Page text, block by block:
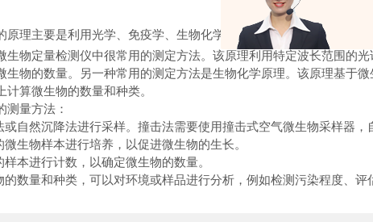
原理主要是利用光学、免疫学、生物化学等技术，通过与样本中的
生物定量检测仪中很常用的测定方法。该原理利用特定波长范围的
生物的数量。另一种常用的测定方法是生物化学原理。该原理基于
计算微生物的数量和种类。
测量方法：
或自然沉降法进行采样。撞击法需要使用撞击式空气微生物采样器
生物样本进行培养，以促进微生物的生长。
本进行计数，以确定微生物的数量。
数量和种类，可以对环境或样品进行分析，例如检测污染程度、评